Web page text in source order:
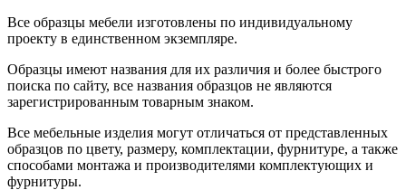
Все образцы мебели изготовлены по индивидуальному
проекту в единственном экземпляре.
Образцы имеют названия для их различия и более быстрого
поиска по сайту, все названия образцов не являются
зарегистрированным товарным знаком.
Все мебельные изделия могут отличаться от представленных
образцов по цвету, размеру, комплектации, фурнитуре, а также
способами монтажа и производителями комплектующих и
фурнитуры.